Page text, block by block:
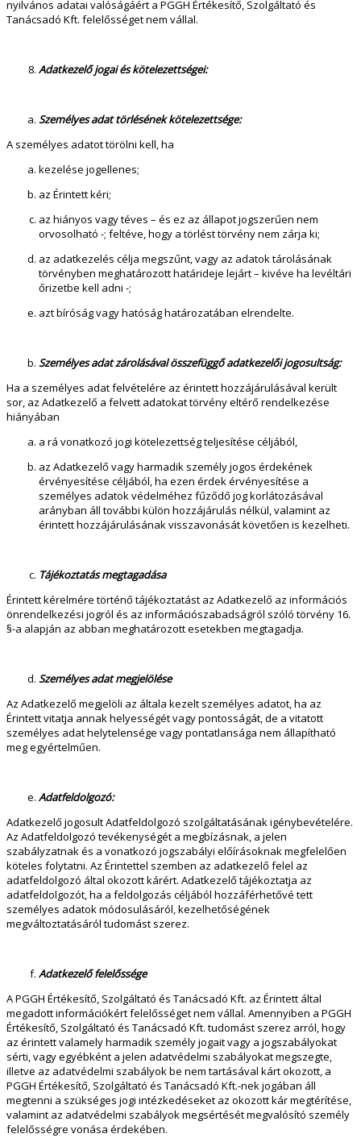
nyilvános adatai valóságáért a PGGH Értékesítő, Szolgáltató és
Tanácsadó Kft. felelősséget nem vállal.
Adatkezelő jogai és kötelezettségei:
Személyes adat törlésének kötelezettsége:
A személyes adatot törölni kell, ha
kezelése jogellenes;
az Érintett kéri;
az hiányos vagy téves – és ez az állapot jogszerűen nem
orvosolható -; feltéve, hogy a törlést törvény nem zárja ki;
az adatkezelés célja megszűnt, vagy az adatok tárolásának
törvényben meghatározott határideje lejárt – kivéve ha levéltári
őrizetbe kell adni -;
azt bíróság vagy hatóság határozatában elrendelte.
Személyes adat zárolásával összefüggő adatkezelői jogosultság:
Ha a személyes adat felvételére az érintett hozzájárulásával került
sor, az Adatkezelő a felvett adatokat törvény eltérő rendelkezése
hiányában
a rá vonatkozó jogi kötelezettség teljesítése céljából,
az Adatkezelő vagy harmadik személy jogos érdekének
érvényesítése céljából, ha ezen érdek érvényesítése a
személyes adatok védelméhez fűződő jog korlátozásával
arányban áll további külön hozzájárulás nélkül, valamint az
érintett hozzájárulásának visszavonását követően is kezelheti.
Tájékoztatás megtagadása
Érintett kérelmére történő tájékoztatást az Adatkezelő az információs
önrendelkezési jogról és az információszabadságról szóló törvény 16.
§-a alapján az abban meghatározott esetekben megtagadja.
Személyes adat megjelölése
Az Adatkezelő megjelöli az általa kezelt személyes adatot, ha az
Érintett vitatja annak helyességét vagy pontosságát, de a vitatott
személyes adat helytelensége vagy pontatlansága nem állapítható
meg egyértelműen.
Adatfeldolgozó:
Adatkezelő jogosult Adatfeldolgozó szolgáltatásának igénybevételére.
Az Adatfeldolgozó tevékenységét a megbízásnak, a jelen
szabályzatnak és a vonatkozó jogszabályi előírásoknak megfelelően
köteles folytatni. Az Érintettel szemben az adatkezelő felel az
adatfeldolgozó által okozott kárért. Adatkezelő tájékoztatja az
adatfeldolgozót, ha a feldolgozás céljából hozzáférhetővé tett
személyes adatok módosulásáról, kezelhetőségének
megváltoztatásáról tudomást szerez.
Adatkezelő felelőssége
A PGGH Értékesítő, Szolgáltató és Tanácsadó Kft. az Érintett által
megadott információkért felelősséget nem vállal. Amennyiben a PGGH
Értékesítő, Szolgáltató és Tanácsadó Kft. tudomást szerez arról, hogy
az érintett valamely harmadik személy jogait vagy a jogszabályokat
sérti, vagy egyébként a jelen adatvédelmi szabályokat megszegte,
illetve az adatvédelmi szabályok be nem tartásával kárt okozott, a
PGGH Értékesítő, Szolgáltató és Tanácsadó Kft.-nek jogában áll
megtenni a szükséges jogi intézkedéseket az okozott kár megtérítése,
valamint az adatvédelmi szabályok megsértését megvalósító személy
felelősségre vonása érdekében.